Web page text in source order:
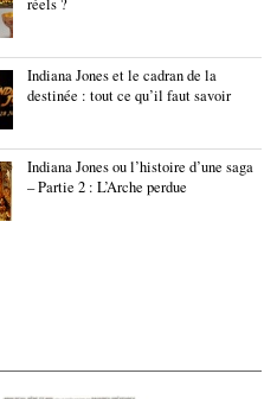
réels ?
Indiana Jones et le cadran de la
destinée : tout ce qu’il faut savoir
Indiana Jones ou l’histoire d’une saga
– Partie 2 : L’Arche perdue